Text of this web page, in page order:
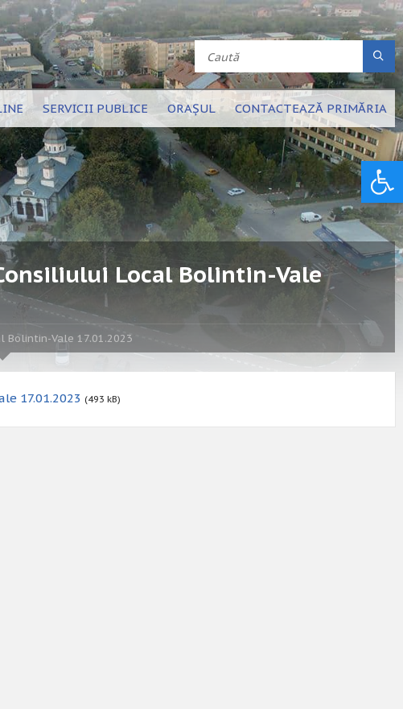
SERVICII PUBLICE ORAȘUL CONTACTEAZĂ PRIMĂRIA
Local Bolintin-Vale
Bolintin-Vale 17.01.2023
17.01.2023 (493 kB)
Deschide bara de unelte